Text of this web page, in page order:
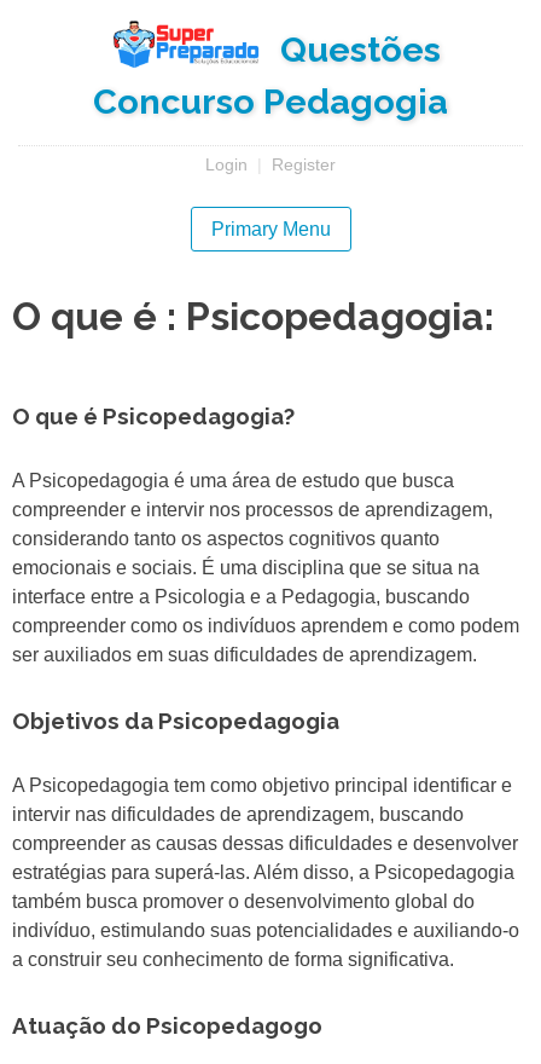
Questões
Concurso Pedagogia
Login | Register
Primary Menu
O que é : Psicopedagogia:
O que é Psicopedagogia?
A Psicopedagogia é uma área de estudo que busca
compreender e intervir nos processos de aprendizagem,
considerando tanto os aspectos cognitivos quanto
emocionais e sociais. É uma disciplina que se situa na
interface entre a Psicologia e a Pedagogia, buscando
compreender como os indivíduos aprendem e como podem
ser auxiliados em suas dificuldades de aprendizagem.
Objetivos da Psicopedagogia
A Psicopedagogia tem como objetivo principal identificar e
intervir nas dificuldades de aprendizagem, buscando
compreender as causas dessas dificuldades e desenvolver
estratégias para superá-las. Além disso, a Psicopedagogia
também busca promover o desenvolvimento global do
indivíduo, estimulando suas potencialidades e auxiliando-o
a construir seu conhecimento de forma significativa.
Atuação do Psicopedagogo